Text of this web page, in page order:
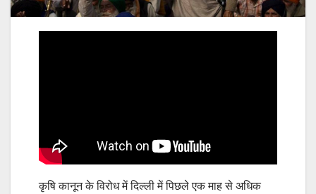
कृषि कानून के विरोध में दिल्ली में पिछले एक माह से अधिक